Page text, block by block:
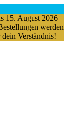
15. August 2026
werden
Verständnis!